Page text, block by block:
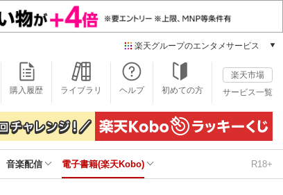
楽天グループのエンタメサービス
本/ゲーム/CD/DVD
楽天ブックス
電子書籍
楽天Kobo
雑誌読み放題
楽天ミュージック
購入履歴 ライブラリ ヘルプ 初めての方
楽天市場
サービス一覧
音楽配信 電子書籍(楽天Kobo) R18+